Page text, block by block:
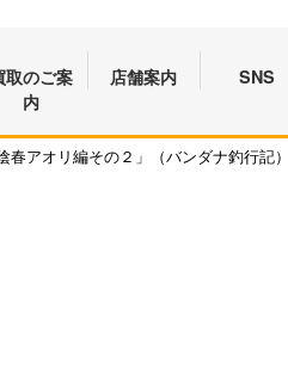
取のご案
内
店舗案内 SNS
春アオリ編その２」（バンダナ釣行記）